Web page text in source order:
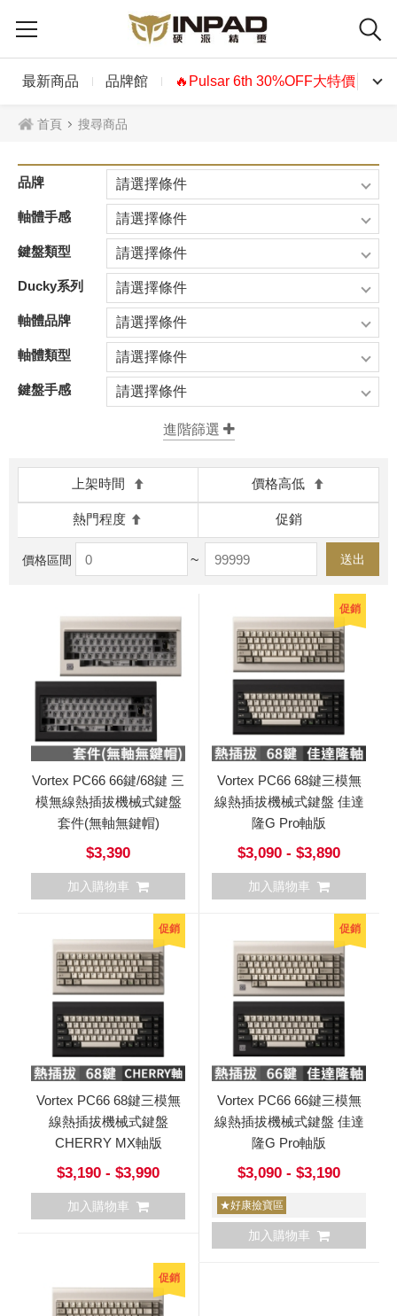
最新商品 品牌館 🔥Pulsar 6th 30%OFF大特價🔥
首頁 搜尋商品
品牌 請選擇條件
軸體手感 請選擇條件
鍵盤類型 請選擇條件
Ducky系列 請選擇條件
軸體品牌 請選擇條件
軸體類型 請選擇條件
鍵盤手感 請選擇條件
上架時間 價格高低
熱門程度 促銷
價格區間 ~ 送出
Vortex PC66 66鍵/68鍵 三
模無線熱插拔機械式鍵盤
套件(無軸無鍵帽)
$3,390
加入購物車
促銷
Vortex PC66 68鍵三模無
線熱插拔機械式鍵盤 佳達
隆G Pro軸版
$3,090 - $3,890
加入購物車
促銷
Vortex PC66 68鍵三模無
線熱插拔機械式鍵盤
CHERRY MX軸版
$3,190 - $3,990
加入購物車
促銷
Vortex PC66 66鍵三模無
線熱插拔機械式鍵盤 佳達
隆G Pro軸版
$3,090 - $3,190
★好康撿寶區
加入購物車
促銷